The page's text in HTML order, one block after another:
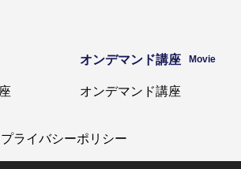
オンデマンド講座 Movie
オンデマンド講座
プライバシーポリシー